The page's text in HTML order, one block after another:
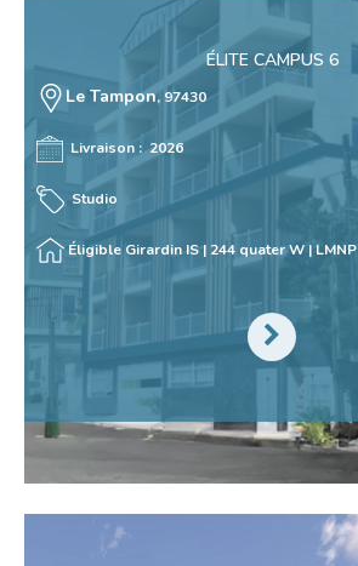
ÉLITE CAMPUS 6
Le Tampon, 97430
Livraison : 2026
Studio
Éligible Girardin IS | 244 quater W | LMNP